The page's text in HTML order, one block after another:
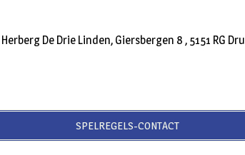
De Drie Linden, Giersbergen 8 , 5151 RG
SPELREGELS-CONTACT